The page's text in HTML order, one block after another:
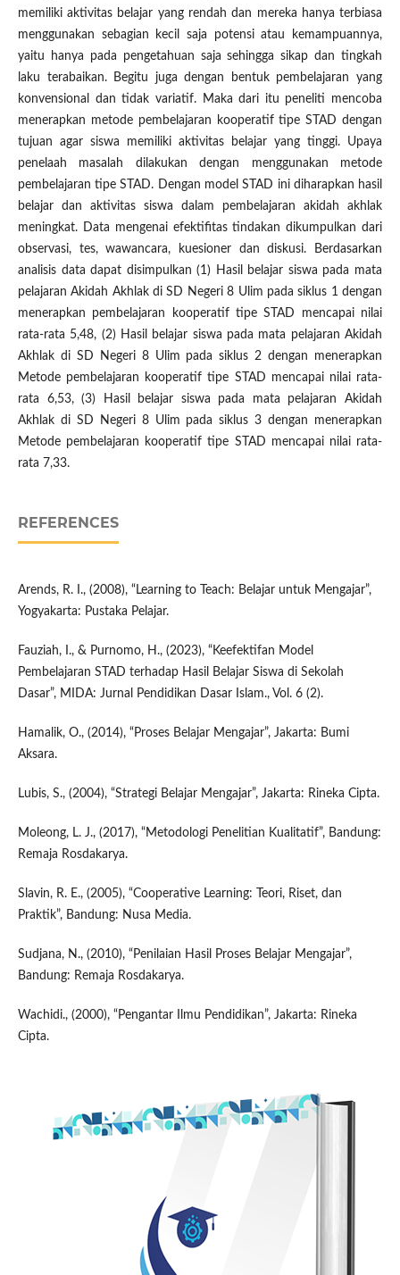
memiliki aktivitas belajar yang rendah dan mereka hanya terbiasa
menggunakan sebagian kecil saja potensi atau kemampuannya,
yaitu hanya pada pengetahuan saja sehingga sikap dan tingkah
laku terabaikan. Begitu juga dengan bentuk pembelajaran yang
konvensional dan tidak variatif. Maka dari itu peneliti mencoba
menerapkan metode pembelajaran kooperatif tipe STAD dengan
tujuan agar siswa memiliki aktivitas belajar yang tinggi. Upaya
penelaah masalah dilakukan dengan menggunakan metode
pembelajaran tipe STAD. Dengan model STAD ini diharapkan hasil
belajar dan aktivitas siswa dalam pembelajaran akidah akhlak
meningkat. Data mengenai efektifitas tindakan dikumpulkan dari
observasi, tes, wawancara, kuesioner dan diskusi. Berdasarkan
analisis data dapat disimpulkan (1) Hasil belajar siswa pada mata
pelajaran Akidah Akhlak di SD Negeri 8 Ulim pada siklus 1 dengan
menerapkan pembelajaran kooperatif tipe STAD mencapai nilai
rata-rata 5,48, (2) Hasil belajar siswa pada mata pelajaran Akidah
Akhlak di SD Negeri 8 Ulim pada siklus 2 dengan menerapkan
Metode pembelajaran kooperatif tipe STAD mencapai nilai rata-
rata 6,53, (3) Hasil belajar siswa pada mata pelajaran Akidah
Akhlak di SD Negeri 8 Ulim pada siklus 3 dengan menerapkan
Metode pembelajaran kooperatif tipe STAD mencapai nilai rata-
rata 7,33.
REFERENCES
Arends, R. I., (2008), “Learning to Teach: Belajar untuk Mengajar”,
Yogyakarta: Pustaka Pelajar.
Fauziah, I., & Purnomo, H., (2023), “Keefektifan Model
Pembelajaran STAD terhadap Hasil Belajar Siswa di Sekolah
Dasar”, MIDA: Jurnal Pendidikan Dasar Islam., Vol. 6 (2).
Hamalik, O., (2014), “Proses Belajar Mengajar”, Jakarta: Bumi
Aksara.
Lubis, S., (2004), “Strategi Belajar Mengajar”, Jakarta: Rineka Cipta.
Moleong, L. J., (2017), “Metodologi Penelitian Kualitatif”, Bandung:
Remaja Rosdakarya.
Slavin, R. E., (2005), “Cooperative Learning: Teori, Riset, dan
Praktik”, Bandung: Nusa Media.
Sudjana, N., (2010), “Penilaian Hasil Proses Belajar Mengajar”,
Bandung: Remaja Rosdakarya.
Wachidi., (2000), “Pengantar Ilmu Pendidikan”, Jakarta: Rineka
Cipta.